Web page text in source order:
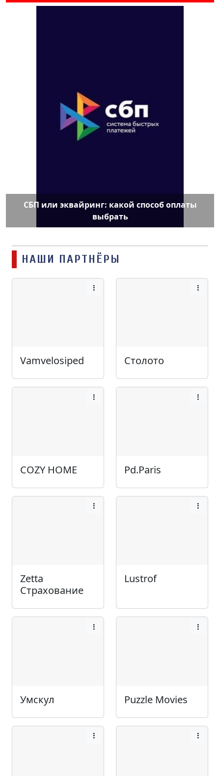
СБП или эквайринг: какой способ оплаты
выбрать
НАШИ ПАРТНЁРЫ
Vamvelosiped Столото
COZY HOME Pd.Paris
Zetta
Страхование
Lustrof
Умскул Puzzle Movies